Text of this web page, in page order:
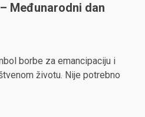
Međunarodni dan
borbe za emancipaciju i
životu. Nije potrebno